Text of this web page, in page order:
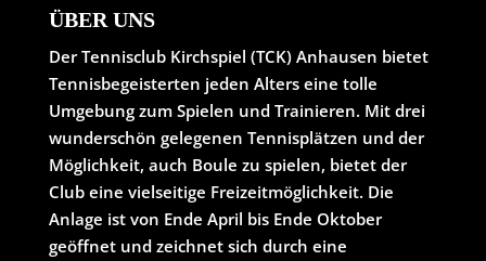
ÜBER UNS
Der Tennisclub Kirchspiel (TCK) Anhausen bietet
Tennisbegeisterten jeden Alters eine tolle
Umgebung zum Spielen und Trainieren. Mit drei
wunderschön gelegenen Tennisplätzen und der
Möglichkeit, auch Boule zu spielen, bietet der
Club eine vielseitige Freizeitmöglichkeit. Die
Anlage ist von Ende April bis Ende Oktober
geöffnet und zeichnet sich durch eine